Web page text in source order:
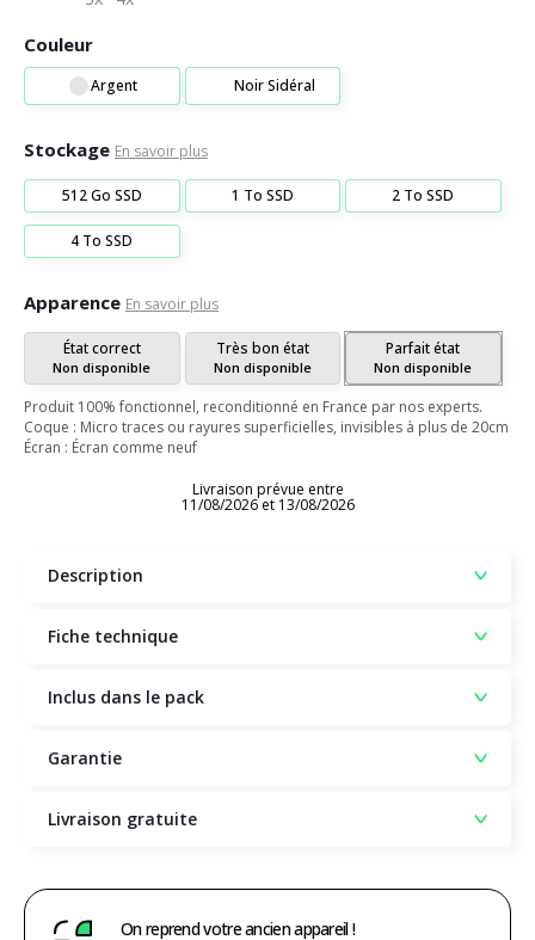
Couleur
Argent Noir Sidéral
Stockage En savoir plus
512 Go SSD 1 To SSD 2 To SSD
4 To SSD
Apparence En savoir plus
État correct
Non disponible
Très bon état
Non disponible
Parfait état
Non disponible
Produit 100% fonctionnel, reconditionné en France par nos experts.
Coque : Micro traces ou rayures superficielles, invisibles à plus de 20cm
Écran : Écran comme neuf
Livraison prévue entre
11/08/2026 et 13/08/2026
Description
Fiche technique
Inclus dans le pack
Garantie
Livraison gratuite
On reprend votre ancien appareil !